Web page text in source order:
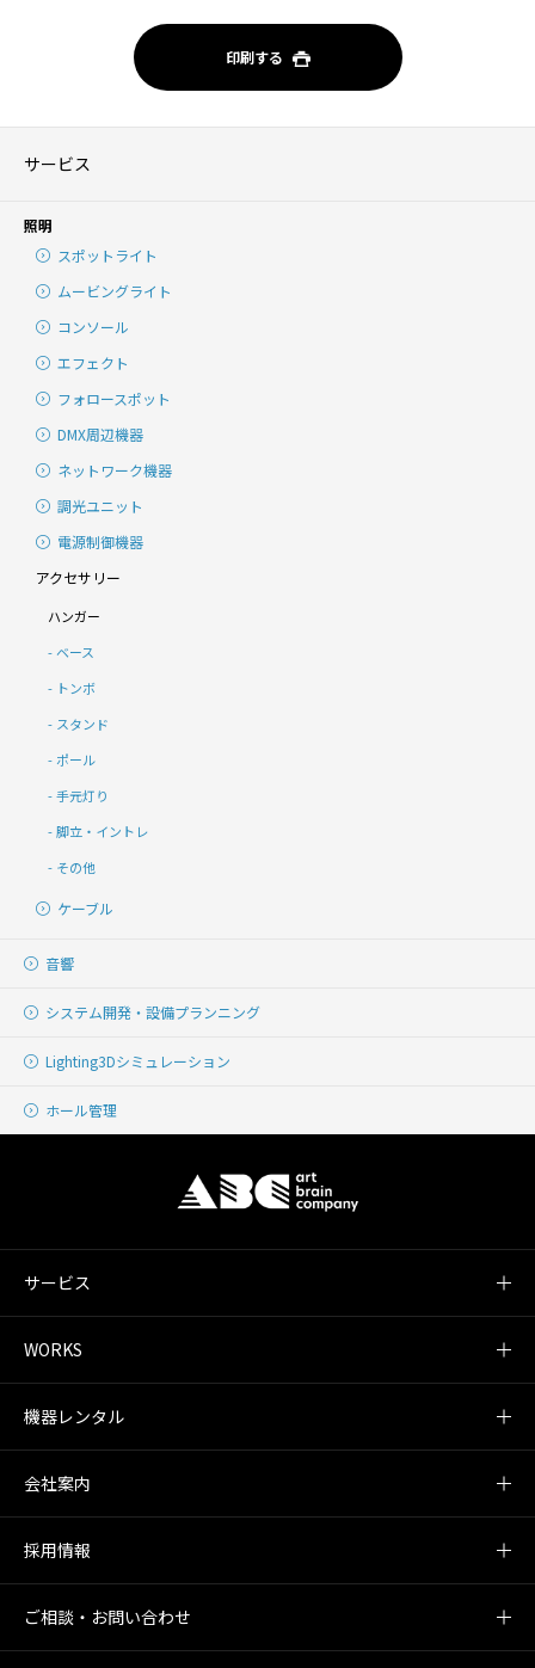
印刷する
サービス
照明
スポットライト
ムービングライト
コンソール
エフェクト
フォロースポット
DMX周辺機器
ネットワーク機器
調光ユニット
電源制御機器
アクセサリー
ハンガー
ベース
トンボ
スタンド
ポール
手元灯り
脚立・イントレ
その他
ケーブル
音響
システム開発・ 設備プランニング
Lighting3Dシミュレーション
ホール管理
サービス
WORKS
機器レンタル
会社案内
採用情報
ご相談・お問い合わせ